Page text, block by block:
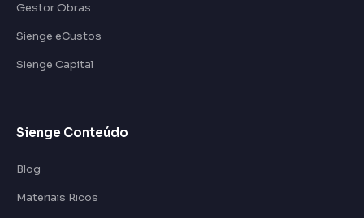
Gestor Obras
Sienge eCustos
Sienge Capital
Sienge Conteúdo
Blog
Materiais Ricos